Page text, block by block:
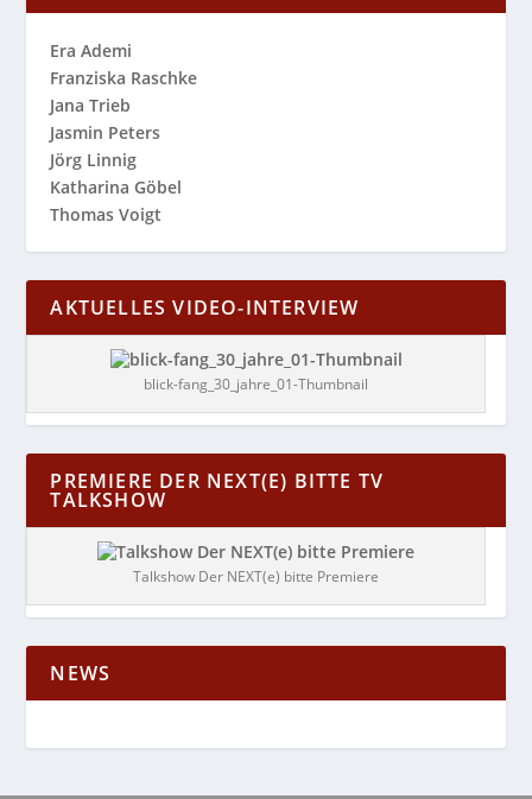
Era Ademi
Franziska Raschke
Jana Trieb
Jasmin Peters
Jörg Linnig
Katharina Göbel
Thomas Voigt
AKTUELLES VIDEO-INTERVIEW
blick-fang_30_jahre_01-Thumbnail
PREMIERE DER NEXT(E) BITTE TV
TALKSHOW
Talkshow Der NEXT(e) bitte Premiere
NEWS